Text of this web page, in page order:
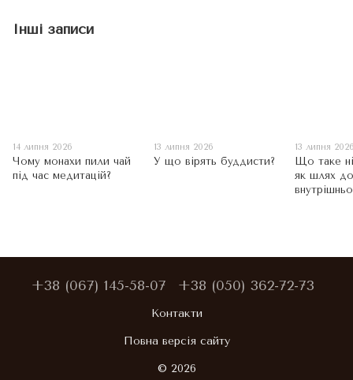
Інші записи
14 липня 2026
Чому монахи пили чай
під час медитацій?
13 липня 2026
У що вірять буддисти?
13 липня
Що таке
як шлях
+38 (067) 145-58-07 +38 (050) 362-72-73
Контакти
Повна версія сайту
© 2026